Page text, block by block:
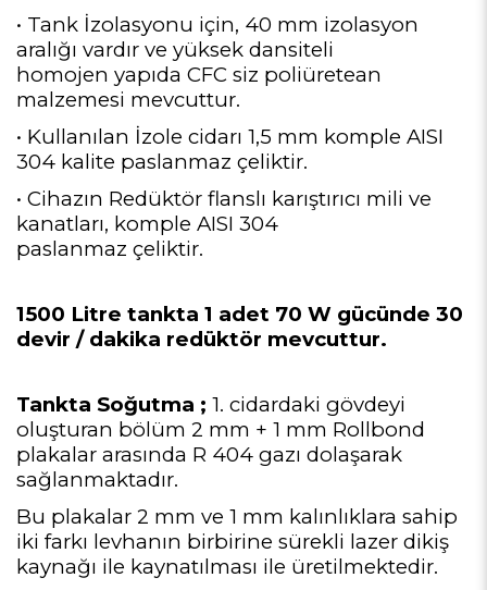
• Tank İzolasyonu için, 40 mm izolasyon
aralığı vardır ve yüksek dansiteli
homojen yapıda CFC siz poliüretean
malzemesi mevcuttur.
• Kullanılan İzole cidarı 1,5 mm komple AISI
304 kalite paslanmaz çeliktir.
• Cihazın Redüktör flanslı karıştırıcı mili ve
kanatları, komple AISI 304
paslanmaz çeliktir.
1500 Litre tankta 1 adet 70 W gücünde 30
devir / dakika redüktör mevcuttur.
Tankta Soğutma ; 1. cidardaki gövdeyi
oluşturan bölüm 2 mm + 1 mm Rollbond
plakalar arasında R 404 gazı dolaşarak
sağlanmaktadır.
Bu plakalar 2 mm ve 1 mm kalınlıklara sahip
iki farkı levhanın birbirine sürekli lazer dikiş
kaynağı ile kaynatılması ile üretilmektedir.